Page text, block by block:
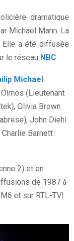
dramatique
Michael Mann. La
a été diffusée
le réseau NBC.
Michael
(Lieutenant
Olivia Brown
John Diehl
Barnett
2) et en
de 1987 à
et sur RTL-TVI